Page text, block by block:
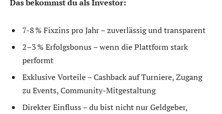
Das bekommst du als Investor:
7-8 % Fixzins pro Jahr – zuverlässig und transparent
2–3 % Erfolgsbonus – wenn die Plattform stark
performt
Exklusive Vorteile – Cashback auf Turniere, Zugang
zu Events, Community-Mitgestaltung
Direkter Einfluss – du bist nicht nur Geldgeber,